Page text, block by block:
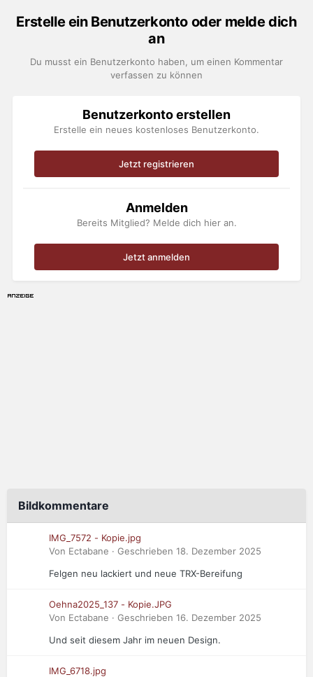
Erstelle ein Benutzerkonto oder melde dich
an
Du musst ein Benutzerkonto haben, um einen Kommentar
verfassen zu können
Benutzerkonto erstellen
Erstelle ein neues kostenloses Benutzerkonto.
Jetzt registrieren
Anmelden
Bereits Mitglied? Melde dich hier an.
Jetzt anmelden
Bildkommentare
IMG_7572 - Kopie.jpg
Von Ectabane · Geschrieben 18. Dezember 2025
Felgen neu lackiert und neue TRX-Bereifung
Oehna2025_137 - Kopie.JPG
Von Ectabane · Geschrieben 16. Dezember 2025
Und seit diesem Jahr im neuen Design.
IMG_6718.jpg